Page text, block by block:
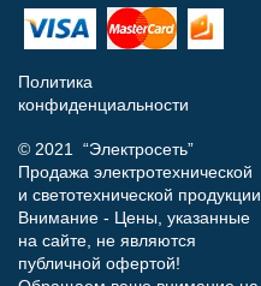
Политика
конфиденциальности
© 2021 “Электросеть”
Продажа электротехнической
и светотехнической продукции
Внимание - Цены, указанные
на сайте, не являются
публичной офертой!